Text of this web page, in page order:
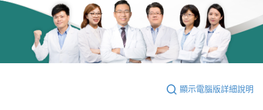
顯示電腦版詳細說明